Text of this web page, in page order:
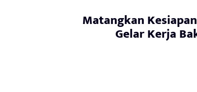
Matangkan
Gelar Kerja